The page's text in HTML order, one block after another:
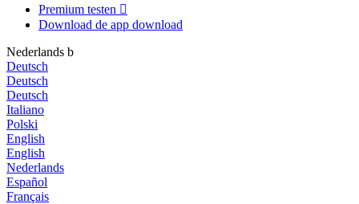
Premium testen 
Download de app download
Nederlands b
Deutsch
Deutsch
Deutsch
Italiano
Polski
English
English
Nederlands
Español
Français